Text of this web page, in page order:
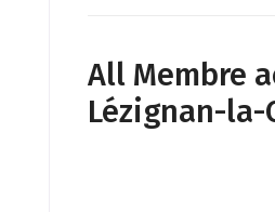
All Membre
Lézignan-la-